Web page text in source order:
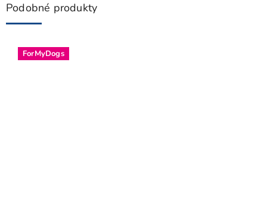
Podobné produkty
ForMyDogs